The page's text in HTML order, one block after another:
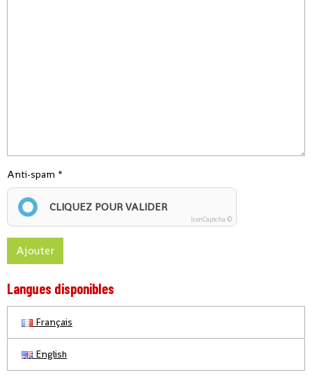
Anti-spam
CLIQUEZ POUR VALIDER
IconCaptcha ©
Ajouter
Langues disponibles
Français
English